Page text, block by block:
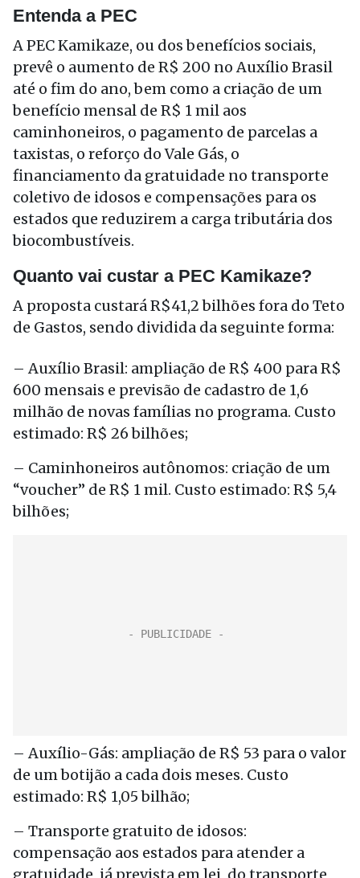
Entenda a PEC
A PEC Kamikaze, ou dos benefícios sociais,
prevê o aumento de R$ 200 no Auxílio Brasil
até o fim do ano, bem como a criação de um
benefício mensal de R$ 1 mil aos
caminhoneiros, o pagamento de parcelas a
taxistas, o reforço do Vale Gás, o
financiamento da gratuidade no transporte
coletivo de idosos e compensações para os
estados que reduzirem a carga tributária dos
biocombustíveis.
Quanto vai custar a PEC Kamikaze?
A proposta custará R$41,2 bilhões fora do Teto
de Gastos, sendo dividida da seguinte forma:
– Auxílio Brasil: ampliação de R$ 400 para R$
600 mensais e previsão de cadastro de 1,6
milhão de novas famílias no programa. Custo
estimado: R$ 26 bilhões;
– Caminhoneiros autônomos: criação de um
“voucher” de R$ 1 mil. Custo estimado: R$ 5,4
bilhões;
– Auxílio-Gás: ampliação de R$ 53 para o valor
de um botijão a cada dois meses. Custo
estimado: R$ 1,05 bilhão;
– Transporte gratuito de idosos:
compensação aos estados para atender a